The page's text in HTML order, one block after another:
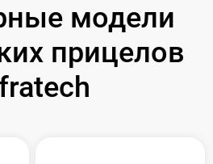
модели
прицелов